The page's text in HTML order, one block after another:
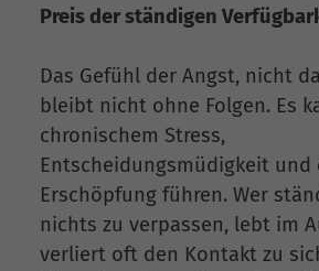
Preis der ständigen
Das Gefühl der Angst, nicht
bleibt nicht ohne Folgen. Es
chronischem Stress,
Entscheidungsmüdigkeit
Erschöpfung führen. Wer
nichts zu verpassen, lebt im
verliert oft den Kontakt zu